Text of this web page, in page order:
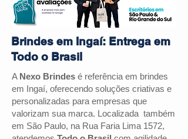
Brindes em Ingaí: Entrega em
Todo o Brasil
A Nexo Brindes é referência em brindes
em Ingaí, oferecendo soluções criativas e
personalizadas para empresas que
valorizam sua marca. Localizada também
em São Paulo, na Rua Faria Lima 1572,